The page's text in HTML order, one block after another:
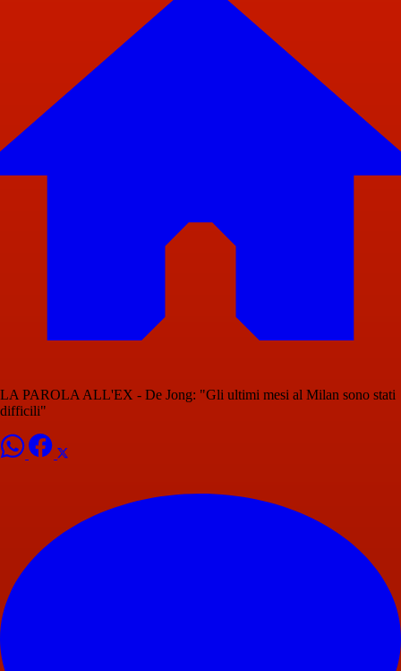
LA PAROLA ALL'EX - De Jong: "Gli ultimi mesi al Milan sono stati
difficili"